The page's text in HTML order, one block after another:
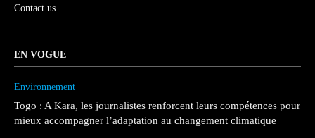
Contact us
EN VOGUE
Environnement
Togo : A Kara, les journalistes renforcent leurs compétences pour
mieux accompagner l’adaptation au changement climatique